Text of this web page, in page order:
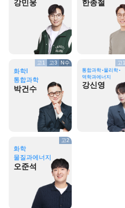
강민웅 한종철
화학I
통합과학
박건수
고1 고3 N수
통합과학 물리학
역학과에너지
강신영
고1
화학
물질과에너지
오준석
고2